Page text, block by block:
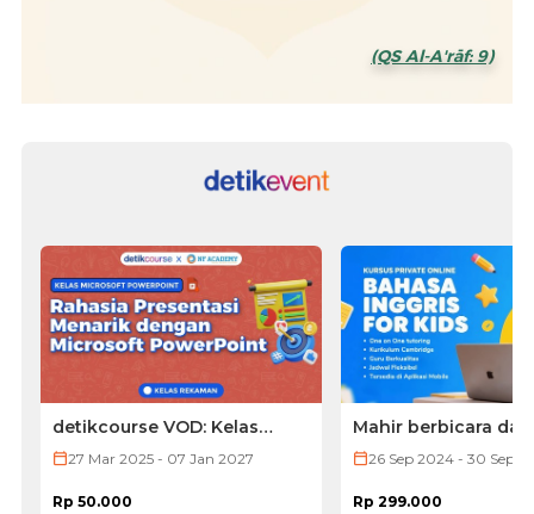
(QS Al-A'rāf: 9)
detikcourse VOD: Kelas
Microsoft PowerPoint
27 Mar 2025 - 07 Jan 2027
Rp 50.000
Mahir berbicara
Bahasa Inggris
26 Sep 2024 - 30 Sep
Rp 299.000